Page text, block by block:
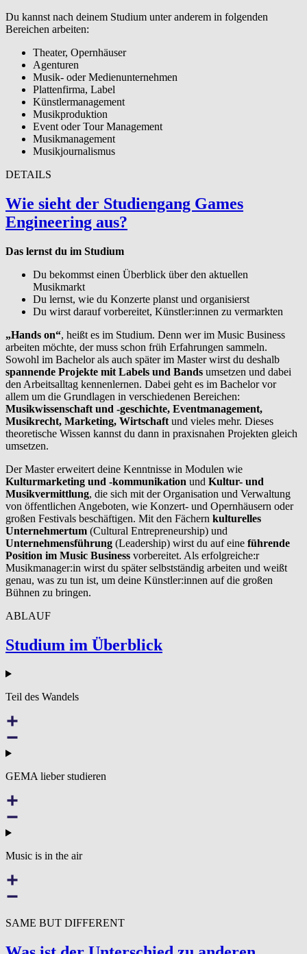
Du kannst nach deinem Studium unter anderem in folgenden
Bereichen arbeiten:
Theater, Opernhäuser
Agenturen
Musik- oder Medienunternehmen
Plattenfirma, Label
Künstlermanagement
Musikproduktion
Event oder Tour Management
Musikmanagement
Musikjournalismus
DETAILS
Wie sieht der Studiengang Games
Engineering aus?
Das lernst du im Studium
Du bekommst einen Überblick über den aktuellen
Musikmarkt
Du lernst, wie du Konzerte planst und organisierst
Du wirst darauf vorbereitet, Künstler:innen zu vermarkten
„Hands on“, heißt es im Studium. Denn wer im Music Business
arbeiten möchte, der muss schon früh Erfahrungen sammeln.
Sowohl im Bachelor als auch später im Master wirst du deshalb
spannende Projekte mit Labels und Bands umsetzen und dabei
den Arbeitsalltag kennenlernen. Dabei geht es im Bachelor vor
allem um die Grundlagen in verschiedenen Bereichen:
Musikwissenschaft und -geschichte, Eventmanagement,
Musikrecht, Marketing, Wirtschaft und vieles mehr. Dieses
theoretische Wissen kannst du dann in praxisnahen Projekten gleich
umsetzen.
Der Master erweitert deine Kenntnisse in Modulen wie
Kulturmarketing und -kommunikation und Kultur- und
Musikvermittlung, die sich mit der Organisation und Verwaltung
von öffentlichen Angeboten, wie Konzert- und Opernhäusern oder
großen Festivals beschäftigen. Mit den Fächern kulturelles
Unternehmertum (Cultural Entrepreneurship) und
Unternehmensführung (Leadership) wirst du auf eine führende
Position im Music Business vorbereitet. Als erfolgreiche:r
Musikmanager:in wirst du später selbstständig arbeiten und weißt
genau, was zu tun ist, um deine Künstler:innen auf die großen
Bühnen zu bringen.
ABLAUF
Studium im Überblick
Teil des Wandels
GEMA lieber studieren
Music is in the air
SAME BUT DIFFERENT